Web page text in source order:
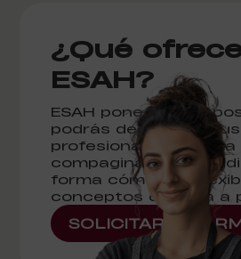
¿Qué
ESAH?
ESAH pone a tu
podrás desarrollar
profesional. Gracias
compaginar los
forma cómoda y
conceptos de cara a
SOLICITAR